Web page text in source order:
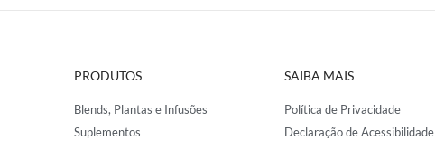
PRODUTOS
Blends, Plantas e Infusões
Suplementos
SAIBA MAIS
Política de Privacidade
Declaração de Acessibilidade